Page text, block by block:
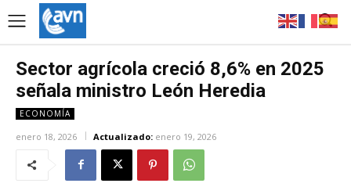
Sector agrícola creció 8,6% en 2025
señala ministro León Heredia
ECONOMÍA
enero 18, 2026 Actualizado: enero 19, 2026